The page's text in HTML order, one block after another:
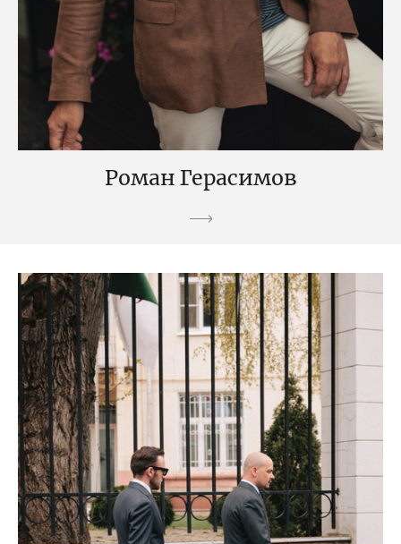
Роман Герасимов